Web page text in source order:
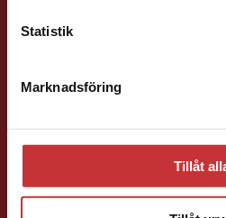
Statistik
Marknadsföring
Tillåt